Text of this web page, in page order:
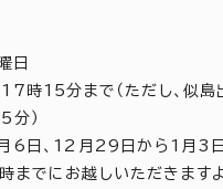
日
時15分まで（ただし、似島
分）
月6日、12月29日から1月3
までにお越しいただきます